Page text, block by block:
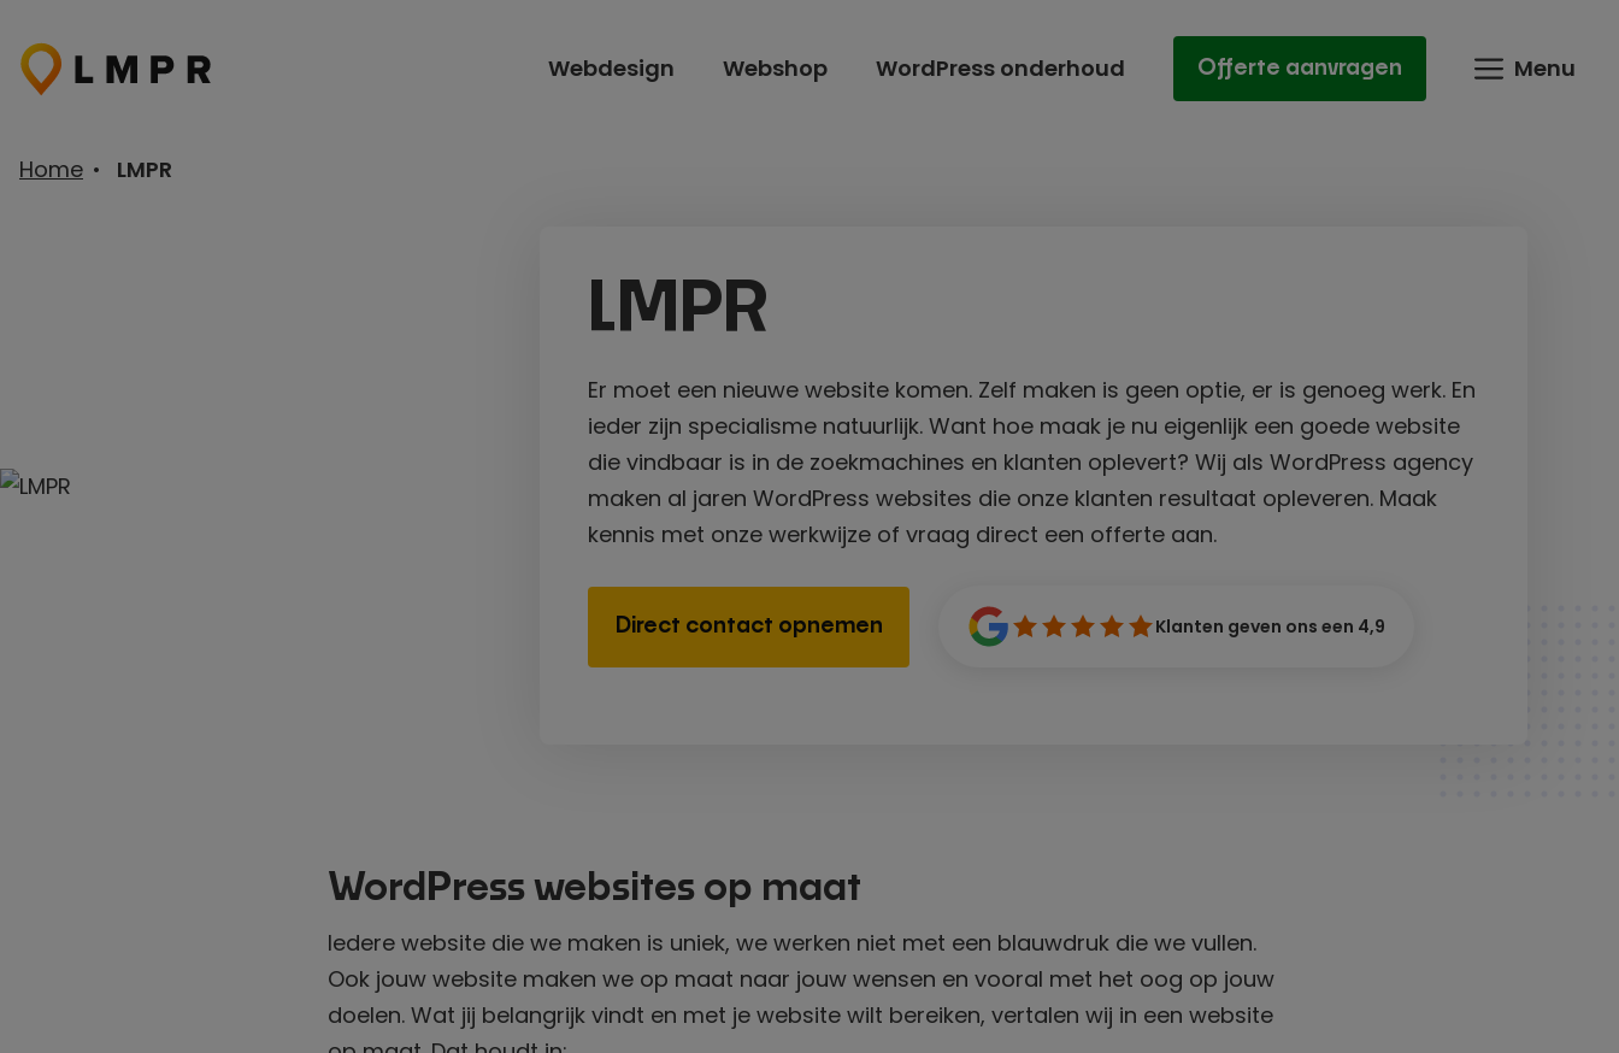
naar
de
Webdesign Webshop WordPress onderhoud Offerte aanvragen Menu
Home • LMPR
LMPR
Er moet een nieuwe website komen. Zelf maken is geen optie, er is genoeg werk. En
ieder zijn specialisme natuurlijk. Want hoe maak je nu eigenlijk een goede website
die vindbaar is in de zoekmachines en klanten oplevert? Wij als WordPress agency
maken al jaren WordPress websites die onze klanten resultaat opleveren. Maak
kennis met onze werkwijze of vraag direct een offerte aan.
Direct contact opnemen Klanten geven ons een 4,9
WordPress websites op maat
Iedere website die we maken is uniek, we werken niet met een blauwdruk die we vullen.
Ook jouw website maken we op maat naar jouw wensen en vooral met het oog op jouw
doelen. Wat jij belangrijk vindt en met je website wilt bereiken, vertalen wij in een website